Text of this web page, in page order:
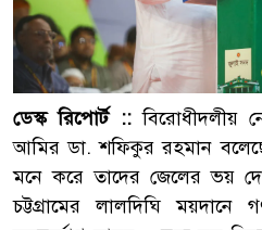
ডেস্ক রিপোর্ট ::বিরোধীদলীয়
আমির ডা. শফিকুর রহমান
মনে করে তাদের জেলের ভয়
চট্টগ্রামের লালদিঘি ময়দানে